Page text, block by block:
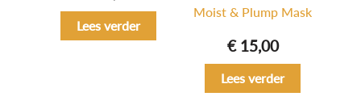
Lees verder
Moist & Plump Mask
€15,00
Lees verder